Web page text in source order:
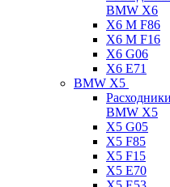
BMW X6
X6 M F86
X6 M F16
X6 G06
X6 E71
BMW X5
Расходники
BMW X5
X5 G05
X5 F85
X5 F15
X5 E70